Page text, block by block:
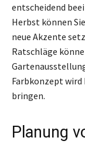
entscheidend
Herbst können
neue Akzente
Ratschläge
Farbkonzept
bringen.
Planung